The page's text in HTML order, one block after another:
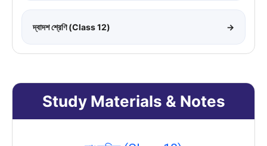
দ্বাদশ শ্রেণি (Class 12) →
Study Materials & Notes